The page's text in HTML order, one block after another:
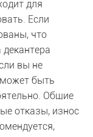
для
Если
что
декантера
вы не
быть
Общие
отказы, износ